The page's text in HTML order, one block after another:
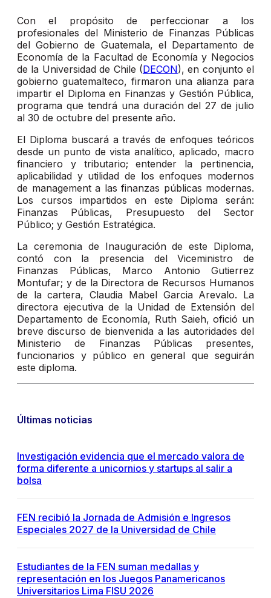
Con el propósito de perfeccionar a los
profesionales del Ministerio de Finanzas Públicas
del Gobierno de Guatemala, el Departamento de
Economía de la Facultad de Economía y Negocios
de la Universidad de Chile (DECON), en conjunto el
gobierno guatemalteco, firmaron una alianza para
impartir el Diploma en Finanzas y Gestión Pública,
programa que tendrá una duración del 27 de julio
al 30 de octubre del presente año.
El Diploma buscará a través de enfoques teóricos
desde un punto de vista analítico, aplicado, macro
financiero y tributario; entender la pertinencia,
aplicabilidad y utilidad de los enfoques modernos
de management a las finanzas públicas modernas.
Los cursos impartidos en este Diploma serán:
Finanzas Públicas, Presupuesto del Sector
Público; y Gestión Estratégica.
La ceremonia de Inauguración de este Diploma,
contó con la presencia del Viceministro de
Finanzas Públicas, Marco Antonio Gutierrez
Montufar; y de la Directora de Recursos Humanos
de la cartera, Claudia Mabel Garcia Arevalo. La
directora ejecutiva de la Unidad de Extensión del
Departamento de Economía, Ruth Saieh, ofició un
breve discurso de bienvenida a las autoridades del
Ministerio de Finanzas Públicas presentes,
funcionarios y público en general que seguirán
este diploma.
Últimas noticias
Investigación evidencia que el mercado valora de
forma diferente a unicornios y startups al salir a
bolsa
FEN recibió la Jornada de Admisión e Ingresos
Especiales 2027 de la Universidad de Chile
Estudiantes de la FEN suman medallas y
representación en los Juegos Panamericanos
Universitarios Lima FISU 2026